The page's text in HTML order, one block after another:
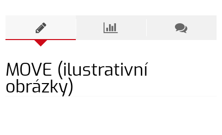
MOVE (ilustrativní
obrázky)